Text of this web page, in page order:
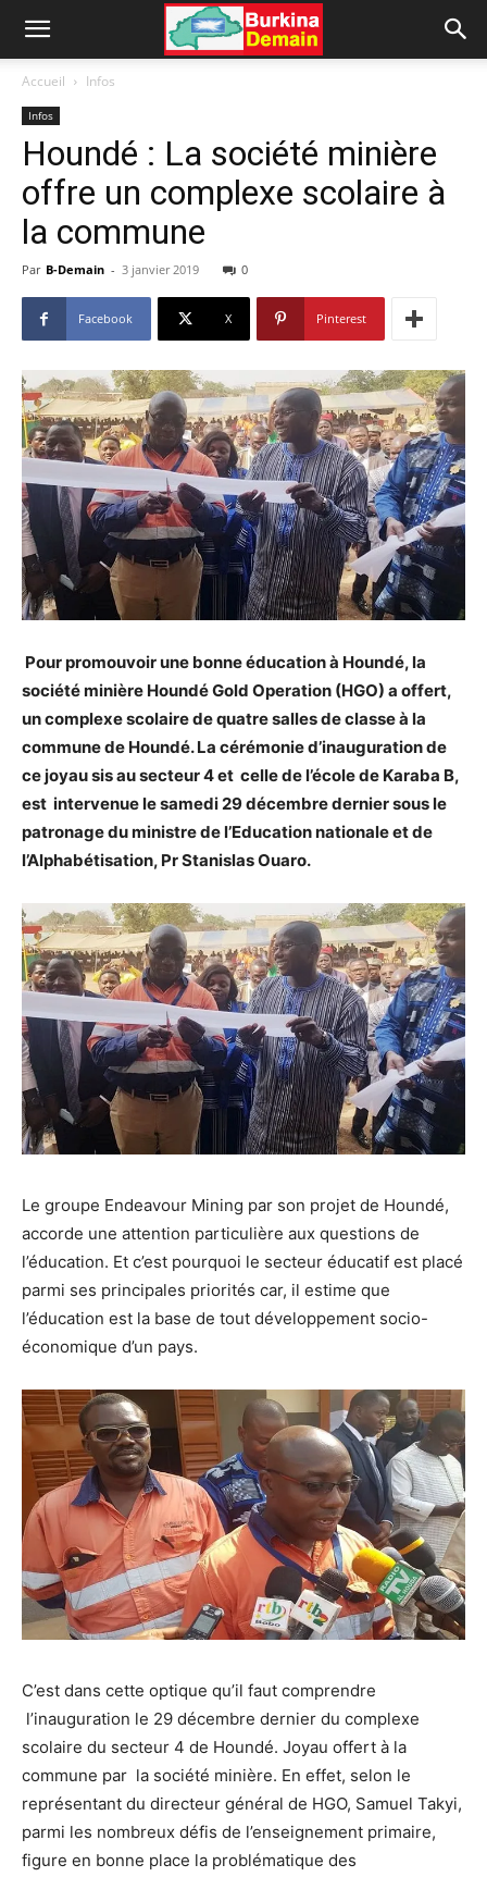
Accueil Infos
Infos
Houndé : La société minière
offre un complexe scolaire à
la commune
Par B-Demain - 3 janvier 2019 0
Facebook X Pinterest
Pour promouvoir une bonne éducation à Houndé, la
société minière Houndé Gold Operation (HGO) a offert,
un complexe scolaire de quatre salles de classe à la
commune de Houndé. La cérémonie d’inauguration de
ce joyau sis au secteur 4 et celle de l’école de Karaba B,
est intervenue le samedi 29 décembre dernier sous le
patronage du ministre de l’Education nationale et de
l’Alphabétisation, Pr Stanislas Ouaro.
Le groupe Endeavour Mining par son projet de Houndé,
accorde une attention particulière aux questions de
l’éducation. Et c’est pourquoi le secteur éducatif est placé
parmi ses principales priorités car, il estime que
l’éducation est la base de tout développement socio-
économique d’un pays.
C’est dans cette optique qu’il faut comprendre
l’inauguration le 29 décembre dernier du complexe
scolaire du secteur 4 de Houndé. Joyau offert à la
commune par la société minière. En effet, selon le
représentant du directeur général de HGO, Samuel Takyi,
parmi les nombreux défis de l’enseignement primaire,
figure en bonne place la problématique des